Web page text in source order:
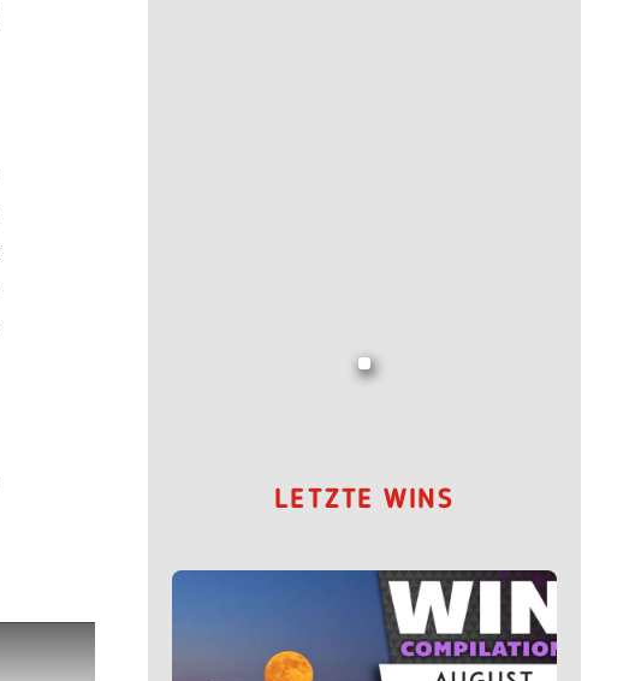
LETZTE WINS